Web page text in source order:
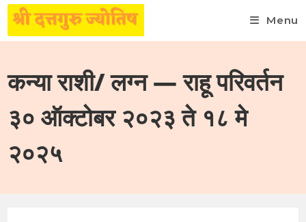
content
Menu
कन्या राशी/ लग्न — राहू परिवर्तन
३० ऑक्टोबर २०२३ ते १८ मे
२०२५